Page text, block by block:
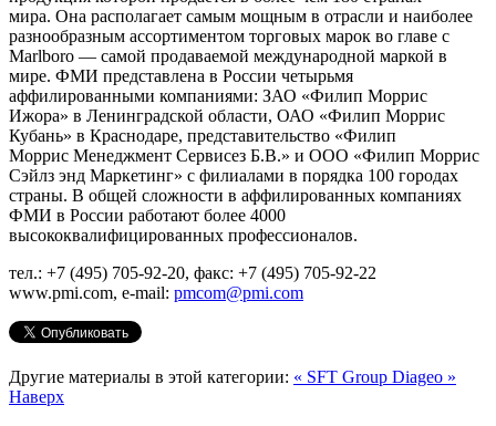
мира. Она располагает самым мощным в отрасли и наиболее
разнообразным ассортиментом торговых марок во главе с
Marlboro — самой продаваемой международной маркой в
мире. ФМИ представлена в России четырьмя
аффилированными компаниями: ЗАО «Филип Моррис
Ижора» в Ленинградской области, ОАО «Филип Моррис
Кубань» в Краснодаре, представительство «Филип
Моррис Менеджмент Сервисез Б.В.» и ООО «Филип Моррис
Сэйлз энд Маркетинг» с филиалами в порядка 100 городах
страны. В общей сложности в аффилированных компаниях
ФМИ в России работают более 4000
высококвалифицированных профессионалов.
тел.: +7 (495) 705-92-20, факс: +7 (495) 705-92-22
www.pmi.com, e-mail: pmcom@pmi.com
Другие материалы в этой категории: « SFT Group Diageo »
Наверх